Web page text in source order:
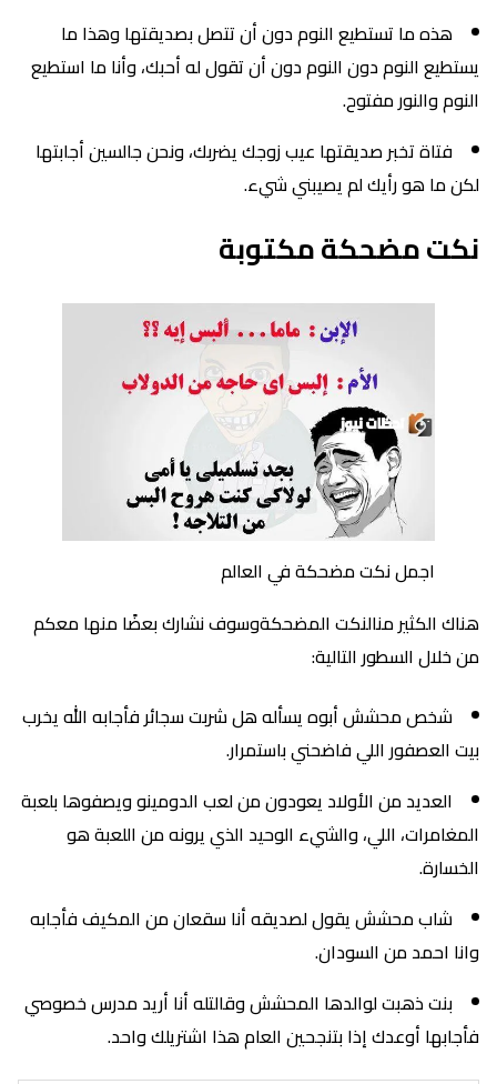
هذه ما تستطيع النوم دون أن تتصل بصديقتها وهذا ما
يستطيع النوم دون النوم دون أن تقول له أحبك، وأنا ما استطيع
النوم والنور مفتوح.
فتاة تخبر صديقتها عيب زوجك يضربك، ونحن جالسين أجابتها
لكن ما هو رأيك لم يصيبني شيء.
نكت مضحكة مكتوبة
اجمل نكت مضحكة في العالم
هناك الكثير منالنكت المضحكةوسوف نشارك بعضًا منها معكم
من خلال السطور التالية:
شخص محشش أبوه يسأله هل شربت سجائر فأجابه الله يخرب
بيت العصفور اللي فاضحني باستمرار.
العديد من الأولاد يعودون من لعب الدومينو ويصفوها بلعبة
المغامرات، اللي، والشيء الوحيد الذي يرونه من اللعبة هو
الخسارة.
شاب محشش يقول لصديقه أنا سقعان من المكيف فأجابه
وانا احمد من السودان.
بنت ذهبت لوالدها المحشش وقالتله أنا أريد مدرس خصوصي
فأجابها أوعدك إذا بتنجحين العام هذا اشتريلك واحد.